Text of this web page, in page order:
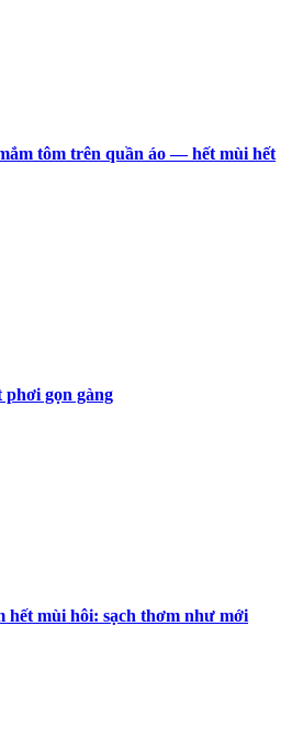
tôm trên quần áo — hết mùi hết
phơi gọn gàng
hết mùi hôi: sạch thơm như mới